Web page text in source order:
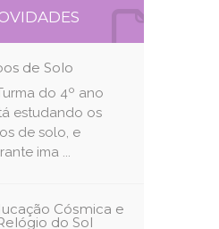
de Solo
do 4º ano
estudando os
de solo, e
ima ...
Cósmica e
do Sol